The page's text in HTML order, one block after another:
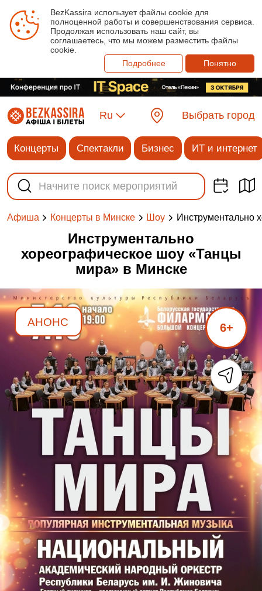
BezKassira использует файлы cookie для
полноценной работы и совершенствования сервиса.
Продолжая использовать наш сайт, вы
соглашаетесь, что мы можем разместить файлы
cookie.
Подробнее
Понятно
Ru Выбрать город
Концерты Спектакли Бизнес ИТ и интернет
Афиша Концерты в Минске Шоу Инструментально
Инструментально
хореографическое шоу «Танцы
мира» в Минске
АНОНС 6+